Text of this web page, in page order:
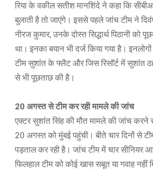
रिया के वकील सतीश मानशिंदे ने कहा कि
बुलाती है तो जाएंगे। इससे पहले जांच टीम ने
नीरज कुमार, उनके दोस्त सिद्धार्थ पिठानी को
था। इनका बयान भी दर्ज किया गया है।
टीम सुशांत के फ्लैट और जिस रिसॉर्ट में सुशांत
से भी पूछताछ की है।
20 अगस्त से टीम कर रही मामले की जांच
एक्टर सुशांत सिंह की मौत मामले की जांच करने
20 अगस्त को मुंबई पहुंची। बीते चार दिनों से
पड़ताल कर रही है। जांच टीम में चार सीनियर
फिलहाल टीम को कोई खास सबूत या गवाह नहीं